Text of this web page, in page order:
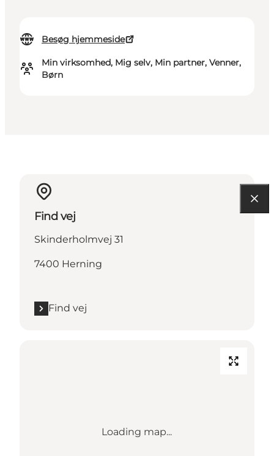
Besøg hjemmeside
Min virksomhed, Mig selv, Min partner, Venner,
Børn
Find vej
Skinderholmvej 31
7400 Herning
Find vej
Loading map...